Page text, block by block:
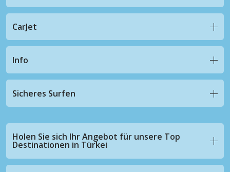
CarJet
Info
Sicheres Surfen
Holen Sie sich Ihr Angebot für unsere Top
Destinationen in Türkei